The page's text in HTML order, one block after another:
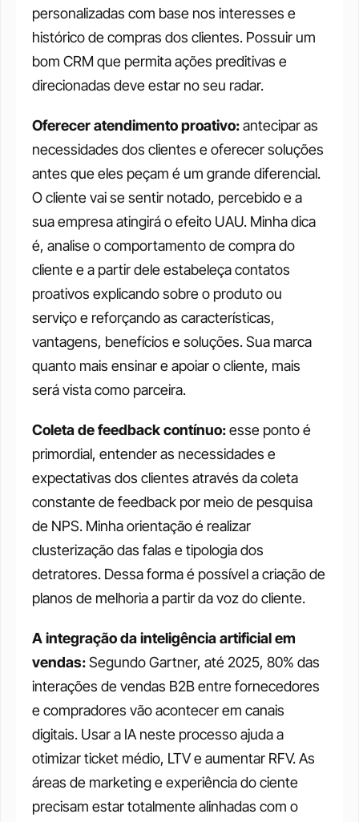
personalizadas com base nos interesses e
histórico de compras dos clientes. Possuir um
bom CRM que permita ações preditivas e
direcionadas deve estar no seu radar.
Oferecer atendimento proativo: antecipar as
necessidades dos clientes e oferecer soluções
antes que eles peçam é um grande diferencial.
O cliente vai se sentir notado, percebido e a
sua empresa atingirá o efeito UAU. Minha dica
é, analise o comportamento de compra do
cliente e a partir dele estabeleça contatos
proativos explicando sobre o produto ou
serviço e reforçando as características,
vantagens, benefícios e soluções. Sua marca
quanto mais ensinar e apoiar o cliente, mais
será vista como parceira.
Coleta de feedback contínuo: esse ponto é
primordial, entender as necessidades e
expectativas dos clientes através da coleta
constante de feedback por meio de pesquisa
de NPS. Minha orientação é realizar
clusterização das falas e tipologia dos
detratores. Dessa forma é possível a criação de
planos de melhoria a partir da voz do cliente.
A integração da inteligência artificial em
vendas: Segundo Gartner, até 2025, 80% das
interações de vendas B2B entre fornecedores
e compradores vão acontecer em canais
digitais. Usar a IA neste processo ajuda a
otimizar ticket médio, LTV e aumentar RFV. As
áreas de marketing e experiência do ciente
precisam estar totalmente alinhadas com o